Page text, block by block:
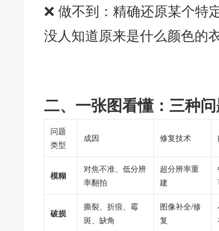
❌ 做不到：精确还原某个特
没人知道原来是什么颜色的
二、一张图看懂：三种
问题
类型
成因 修复技术
模糊
对焦不准、低分辨
率翻拍
超分辨率重
建
破损
撕裂、折痕、霉
斑、缺角
图像补全/修
复